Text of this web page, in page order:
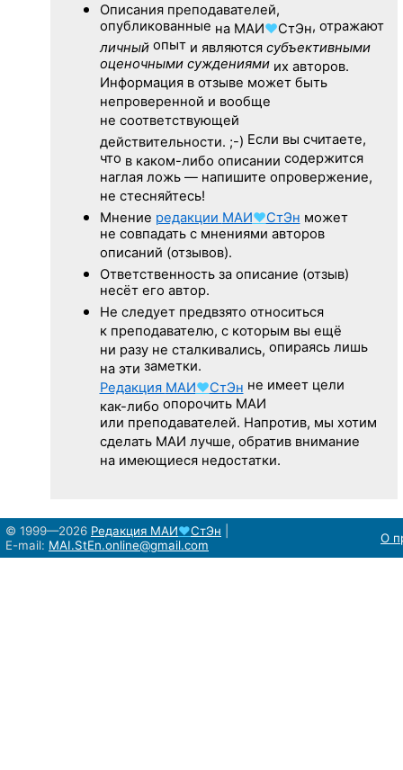
Описания преподавателей,
опубликованные на МАИ♥СтЭн, отражают
личныйопыт и являются субъективными
оценочными суждениямиих авторов.
Информация в отзыве может быть
непроверенной и вообще
не соответствующей
действительности. ;-) Если вы считаете,
что в каком-либо описании содержится
наглая ложь — напишите опровержение,
не стесняйтесь!
Мнение редакции МАИ♥СтЭн может
не совпадать с мнениями авторов
описаний (отзывов).
Ответственность за описание (отзыв)
несёт его автор.
Не следуетпредвзято относиться
к преподавателю, с которым вы ещё
ни разу не сталкивались, опираясь лишь
на эти заметки.
Редакция МАИ♥СтЭн не имеет цели
как-либо опорочить МАИ
или преподавателей. Напротив, мы хотим
сделать МАИ лучше, обратив внимание
на имеющиеся недостатки.
© 1999—2026 Редакция МАИ♥СтЭн
E-mail: MAI.StEn.online@gmail.com О